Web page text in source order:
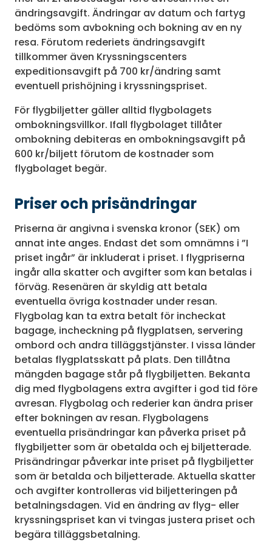
ändringsavgift. Ändringar av datum och fartyg
bedöms som avbokning och bokning av en ny
resa. Förutom rederiets ändringsavgift
tillkommer även Kryssningscenters
expeditionsavgift på 700 kr/ändring samt
eventuell prishöjning i kryssningspriset.
För flygbiljetter gäller alltid flygbolagets
ombokningsvillkor. Ifall flygbolaget tillåter
ombokning debiteras en ombokningsavgift på
600 kr/biljett förutom de kostnader som
flygbolaget begär.
Priser och prisändringar
Priserna är angivna i svenska kronor (SEK) om
annat inte anges. Endast det som omnämns i ”I
priset ingår” är inkluderat i priset. I flygpriserna
ingår alla skatter och avgifter som kan betalas i
förväg. Resenären är skyldig att betala
eventuella övriga kostnader under resan.
Flygbolag kan ta extra betalt för incheckat
bagage, incheckning på flygplatsen, servering
ombord och andra tilläggstjänster. I vissa länder
betalas flygplatsskatt på plats. Den tillåtna
mängden bagage står på flygbiljetten. Bekanta
dig med flygbolagens extra avgifter i god tid före
avresan. Flygbolag och rederier kan ändra priser
efter bokningen av resan. Flygbolagens
eventuella prisändringar kan påverka priset på
flygbiljetter som är obetalda och ej biljetterade.
Prisändringar påverkar inte priset på flygbiljetter
som är betalda och biljetterade. Aktuella skatter
och avgifter kontrolleras vid biljetteringen på
betalningsdagen. Vid en ändring av flyg- eller
kryssningspriset kan vi tvingas justera priset och
begära tilläggsbetalning.